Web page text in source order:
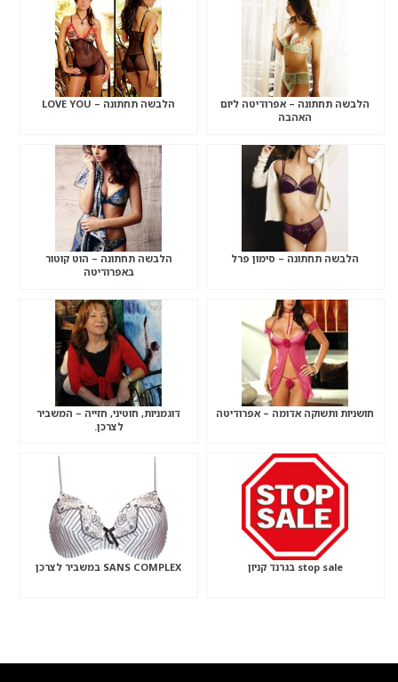
הלבשה תחתונה – אפרודיטה ליום
האהבה
הלבשה תחתונה – LOVE YOU
הלבשה תחתונה – סימון פרל
הלבשה תחתונה – הוט קוטור
באפרודיטה
חושניות ותשוקה אדומה – אפרודיטה
דוגמניות, חוטיני, חזייה – המשביר
לצרכן.
stop sale בגרנד קניון SANS COMPLEX במשביר לצרכן